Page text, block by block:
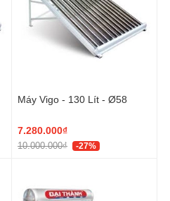
Máy Vigo - 130 Lít - Ø58
7.280.000₫
10.000.000₫ -27%